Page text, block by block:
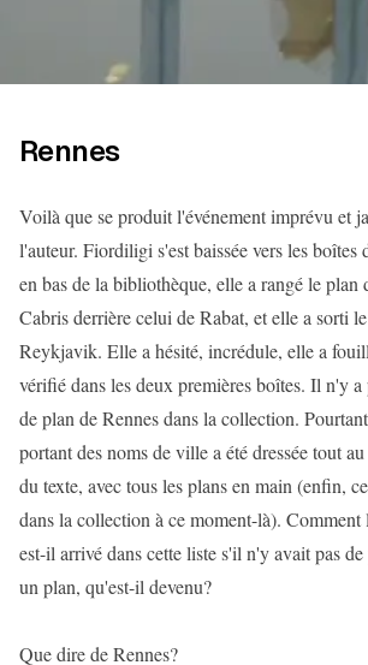
Rennes
Voilà que se produit l'événement imprévu et
l'auteur. Fiordiligi s'est baissée vers les boîtes
en bas de la bibliothèque, elle a rangé le plan
Cabris derrière celui de Rabat, et elle a sorti
Reykjavik. Elle a hésité, incrédule, elle a
vérifié dans les deux premières boîtes. Il n'y
de plan de Rennes dans la collection.
portant des noms de ville a été dressée tout
du texte, avec tous les plans en main (enfin,
dans la collection à ce moment-là).
est-il arrivé dans cette liste s'il n'y avait pas
un plan, qu'est-il devenu?
Que dire de Rennes?